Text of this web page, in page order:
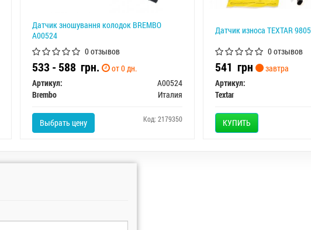
Датчик зношування колодок BREMBO
A00524
0 отзывов
533 - 588 грн.
от 0 дн.
Артикул:
A00524
Brembo
Италия
Выбрать цену Код: 2179350
Датчик износа TEXTAR
0 отзывов
541 грн
завтра
Артикул:
Textar
КУПИТЬ